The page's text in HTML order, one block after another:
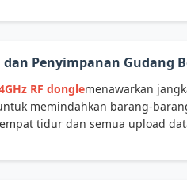
Penyimpanan Gudang
RF donglemenawarkan
memindahkan barang-
tidur dan semua upload